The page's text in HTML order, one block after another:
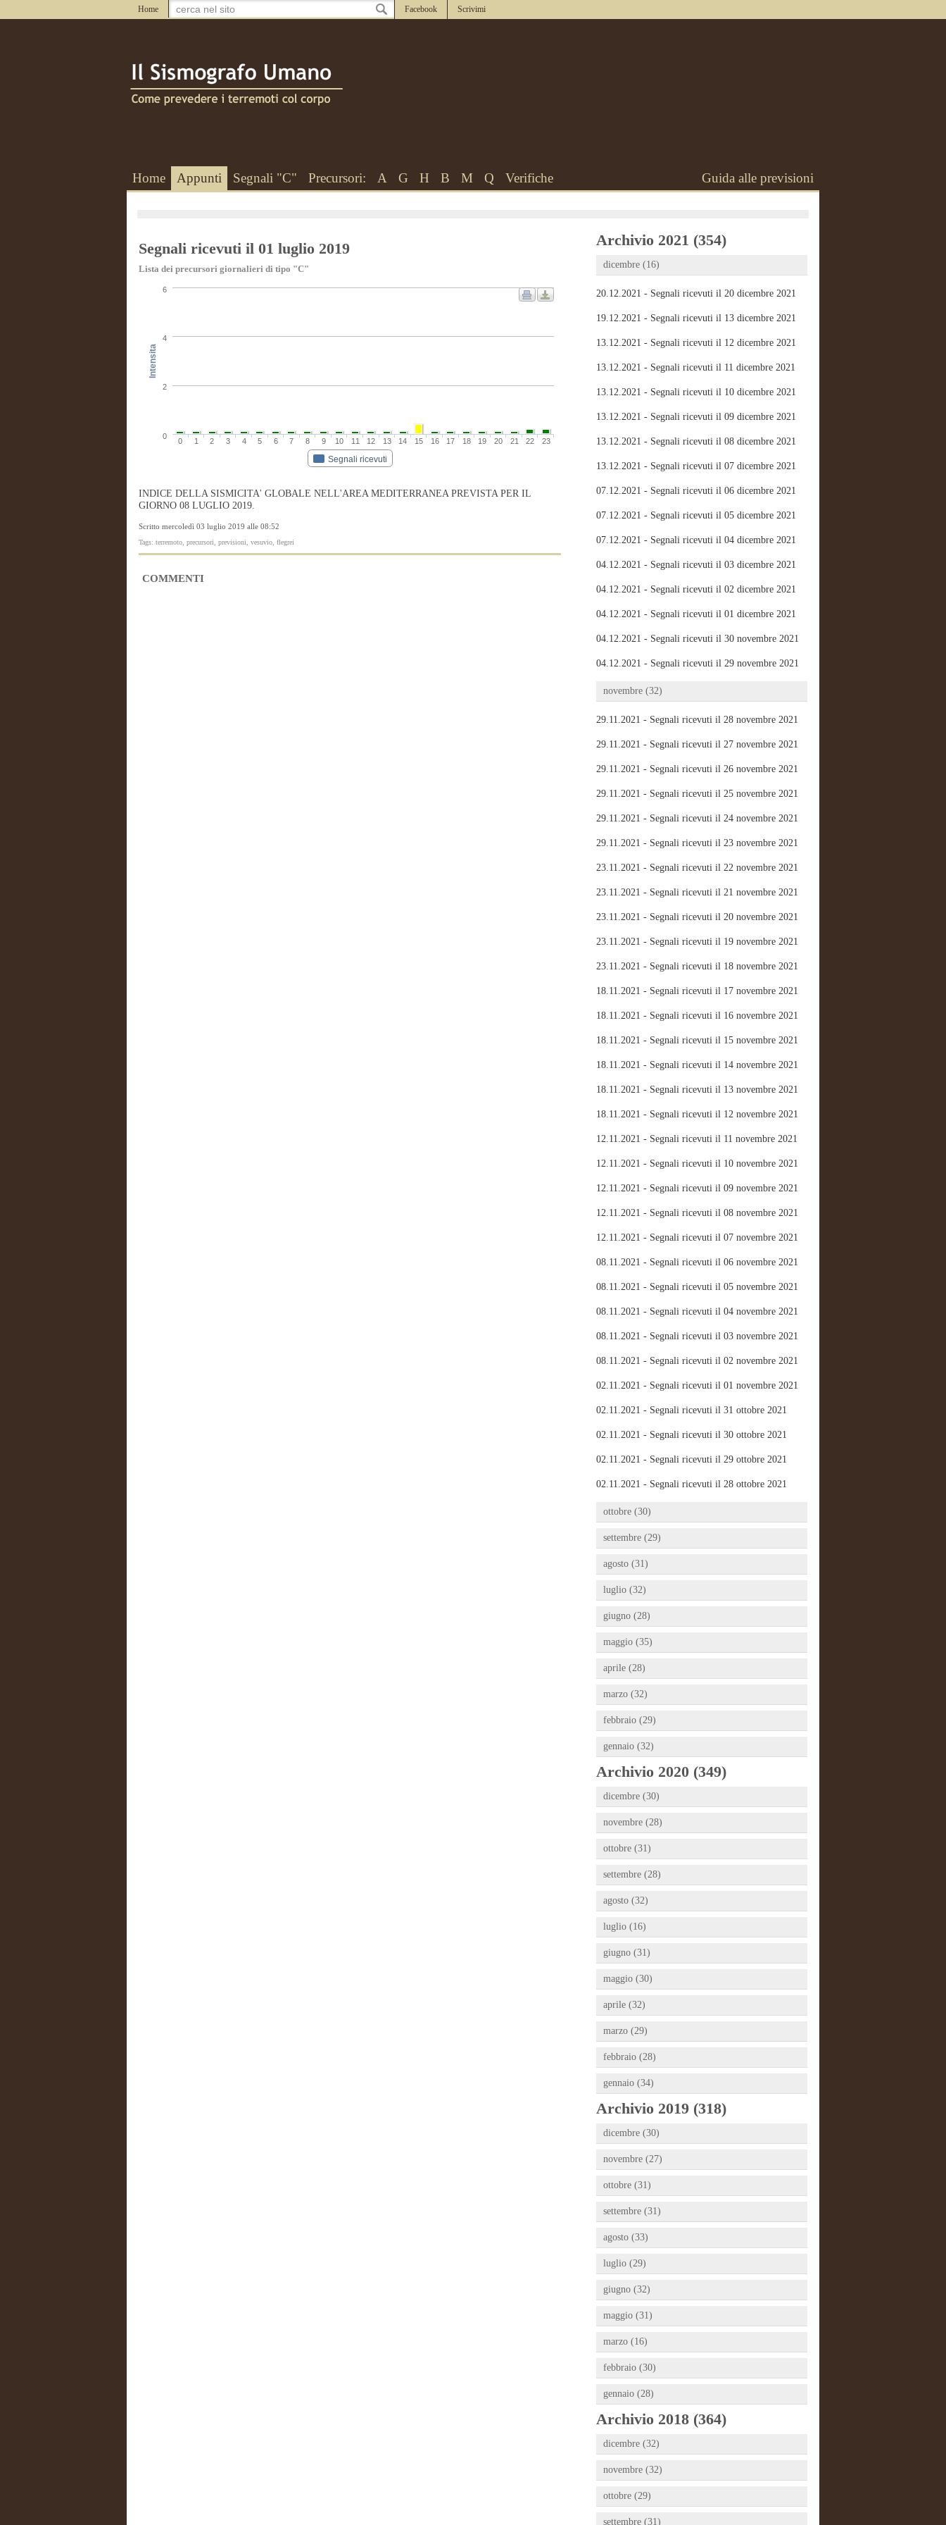
Home Facebook Scrivimi
Home Appunti Segnali "C" Precursori: A G H B M Q Verifiche Guida alle previsioni
Segnali ricevuti il 01 luglio 2019
Lista dei precursori giornalieri di tipo "C"
Intensita
Segnali ricevuti
0 1 2 3 4 5 6 7 8 9 10 11 12 13 14 15 16 17 18 19 20 21 22 23
0
2
4
6
INDICE DELLA SISMICITA' GLOBALE NELL'AREA MEDITERRANEA PREVISTA PER IL
GIORNO 08 LUGLIO 2019.
Scritto mercoledì 03 luglio 2019 alle 08:52
Tags: terremoto, precursori, previsioni, vesuvio, flegrei
COMMENTI
Archivio 2021 (354)
dicembre (16)
20.12.2021 - Segnali ricevuti il 20 dicembre 2021
19.12.2021 - Segnali ricevuti il 13 dicembre 2021
13.12.2021 - Segnali ricevuti il 12 dicembre 2021
13.12.2021 - Segnali ricevuti il 11 dicembre 2021
13.12.2021 - Segnali ricevuti il 10 dicembre 2021
13.12.2021 - Segnali ricevuti il 09 dicembre 2021
13.12.2021 - Segnali ricevuti il 08 dicembre 2021
13.12.2021 - Segnali ricevuti il 07 dicembre 2021
07.12.2021 - Segnali ricevuti il 06 dicembre 2021
07.12.2021 - Segnali ricevuti il 05 dicembre 2021
07.12.2021 - Segnali ricevuti il 04 dicembre 2021
04.12.2021 - Segnali ricevuti il 03 dicembre 2021
04.12.2021 - Segnali ricevuti il 02 dicembre 2021
04.12.2021 - Segnali ricevuti il 01 dicembre 2021
04.12.2021 - Segnali ricevuti il 30 novembre 2021
04.12.2021 - Segnali ricevuti il 29 novembre 2021
novembre (32)
29.11.2021 - Segnali ricevuti il 28 novembre 2021
29.11.2021 - Segnali ricevuti il 27 novembre 2021
29.11.2021 - Segnali ricevuti il 26 novembre 2021
29.11.2021 - Segnali ricevuti il 25 novembre 2021
29.11.2021 - Segnali ricevuti il 24 novembre 2021
29.11.2021 - Segnali ricevuti il 23 novembre 2021
23.11.2021 - Segnali ricevuti il 22 novembre 2021
23.11.2021 - Segnali ricevuti il 21 novembre 2021
23.11.2021 - Segnali ricevuti il 20 novembre 2021
23.11.2021 - Segnali ricevuti il 19 novembre 2021
23.11.2021 - Segnali ricevuti il 18 novembre 2021
18.11.2021 - Segnali ricevuti il 17 novembre 2021
18.11.2021 - Segnali ricevuti il 16 novembre 2021
18.11.2021 - Segnali ricevuti il 15 novembre 2021
18.11.2021 - Segnali ricevuti il 14 novembre 2021
18.11.2021 - Segnali ricevuti il 13 novembre 2021
18.11.2021 - Segnali ricevuti il 12 novembre 2021
12.11.2021 - Segnali ricevuti il 11 novembre 2021
12.11.2021 - Segnali ricevuti il 10 novembre 2021
12.11.2021 - Segnali ricevuti il 09 novembre 2021
12.11.2021 - Segnali ricevuti il 08 novembre 2021
12.11.2021 - Segnali ricevuti il 07 novembre 2021
08.11.2021 - Segnali ricevuti il 06 novembre 2021
08.11.2021 - Segnali ricevuti il 05 novembre 2021
08.11.2021 - Segnali ricevuti il 04 novembre 2021
08.11.2021 - Segnali ricevuti il 03 novembre 2021
08.11.2021 - Segnali ricevuti il 02 novembre 2021
02.11.2021 - Segnali ricevuti il 01 novembre 2021
02.11.2021 - Segnali ricevuti il 31 ottobre 2021
02.11.2021 - Segnali ricevuti il 30 ottobre 2021
02.11.2021 - Segnali ricevuti il 29 ottobre 2021
02.11.2021 - Segnali ricevuti il 28 ottobre 2021
ottobre (30)
settembre (29)
agosto (31)
luglio (32)
giugno (28)
maggio (35)
aprile (28)
marzo (32)
febbraio (29)
gennaio (32)
Archivio 2020 (349)
dicembre (30)
novembre (28)
ottobre (31)
settembre (28)
agosto (32)
luglio (16)
giugno (31)
maggio (30)
aprile (32)
marzo (29)
febbraio (28)
gennaio (34)
Archivio 2019 (318)
dicembre (30)
novembre (27)
ottobre (31)
settembre (31)
agosto (33)
luglio (29)
giugno (32)
maggio (31)
marzo (16)
febbraio (30)
gennaio (28)
Archivio 2018 (364)
dicembre (32)
novembre (32)
ottobre (29)
settembre (31)